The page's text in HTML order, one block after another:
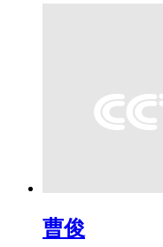
曹俊